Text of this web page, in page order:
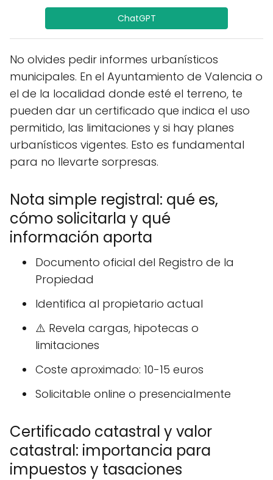
ChatGPT
No olvides pedir informes urbanísticos
municipales. En el Ayuntamiento de Valencia o
el de la localidad donde esté el terreno, te
pueden dar un certificado que indica el uso
permitido, las limitaciones y si hay planes
urbanísticos vigentes. Esto es fundamental
para no llevarte sorpresas.
Nota simple registral: qué es,
cómo solicitarla y qué
información aporta
Documento oficial del Registro de la
Propiedad
Identifica al propietario actual
⚠️ Revela cargas, hipotecas o
limitaciones
Coste aproximado: 10-15 euros
Solicitable online o presencialmente
Certificado catastral y valor
catastral: importancia para
impuestos y tasaciones